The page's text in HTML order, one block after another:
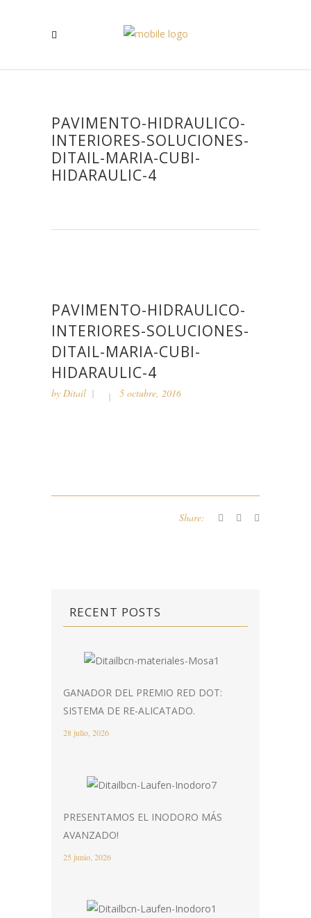
PAVIMENTO-HIDRAULICO-
INTERIORES-SOLUCIONES-
DITAIL-MARIA-CUBI-
HIDARAULIC-4
PAVIMENTO-HIDRAULICO-
INTERIORES-SOLUCIONES-
DITAIL-MARIA-CUBI-
HIDARAULIC-4
by Ditail 5 octubre, 2016
Share:
RECENT POSTS
GANADOR DEL PREMIO RED DOT:
SISTEMA DE RE-ALICATADO.
28 julio, 2026
PRESENTAMOS EL INODORO MÁS
AVANZADO!
25 junio, 2026